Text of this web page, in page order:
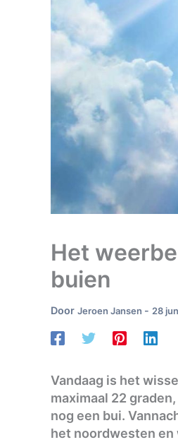
Het
buien
Door Jeroen Jansen - 28
Vandaag is het
maximaal 22
nog een bui.
het noordwesten en